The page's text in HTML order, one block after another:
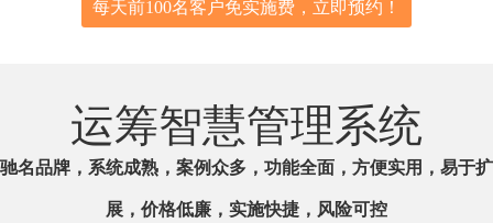
每天前100名客户免实施费，立即预约！
运筹智慧管理系统
驰名品牌，系统成熟，案例众多，功能全面，方便实用，易于扩
展，价格低廉，实施快捷，风险可控